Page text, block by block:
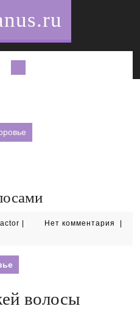
RedactorНет комментария
волосы